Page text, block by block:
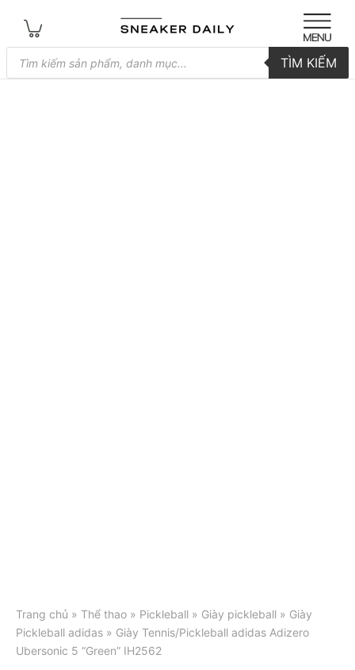
Tìm
kiếm
sản
TÌM KIẾM
Trang chủ » Thể thao » Pickleball » Giày pickleball » Giày
Pickleball adidas » Giày Tennis/Pickleball adidas Adizero
Ubersonic 5 “Green” IH2562